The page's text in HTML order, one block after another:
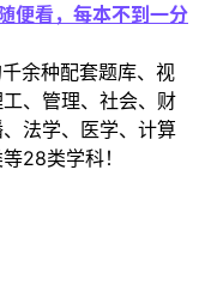
便看，每本不到一分
余种配套题库、视
、管理、社会、财
法学、医学、计算
28类学科！